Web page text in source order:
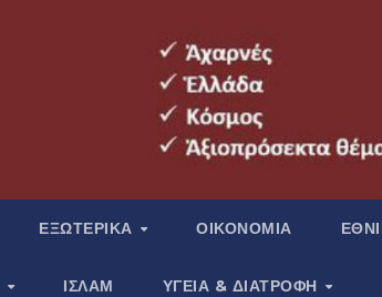
ΕΞΩΤΕΡΙΚΑ ΟΙΚΟΝΟΜΙΑ
ΙΣΛΑΜ ΥΓΕΙΑ & ΔΙΑΤΡΟΦΗ